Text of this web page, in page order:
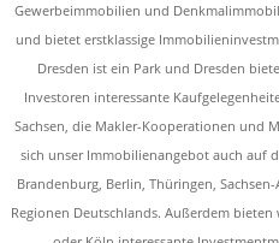
Gewerbeimmobilien und
und bietet erstklassige
Dresden ist ein Park und Dresden
Investoren interessante
Sachsen, die Makler-Kooperationen und
sich unser Immobilienangebot auch auf
Brandenburg, Berlin, Thüringen,
Regionen Deutschlands. Außerdem